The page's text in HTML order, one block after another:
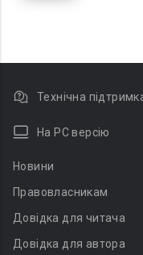
Технічна
На PC версію
Новини
Правовласникам
Довідка для читача
Довідка для автора